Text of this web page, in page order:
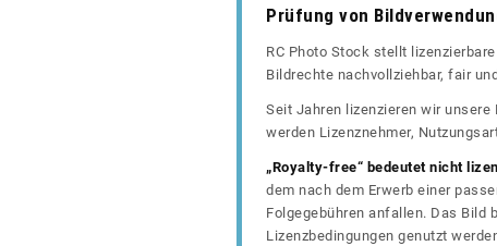
Prüfung von
RC Photo Stock stellt
Bildrechte nachvollziehbar, fair
Seit Jahren lizenzieren wir unsere
werden Lizenznehmer,
„Royalty-free“ bedeutet nicht
dem nach dem Erwerb einer
Folgegebühren anfallen. Das Bild
Lizenzbedingungen genutzt